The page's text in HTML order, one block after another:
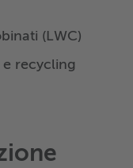
(LWC)
recycling